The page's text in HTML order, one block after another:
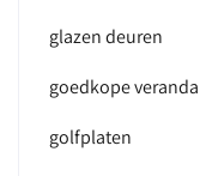
glazen deuren
goedkope veranda
golfplaten